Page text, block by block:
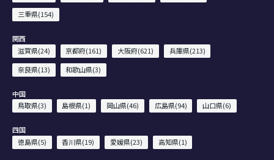
三重県(154)
関西
滋賀県(24)
京都府(161) 大阪府(621)
兵庫県(213)
奈良県(13)
和歌山県(3)
中国
鳥取県(3)
島根県(1) 岡山県(46) 広島県(94) 山口県(6)
四国
徳島県(5)
香川県(19) 愛媛県(23) 高知県(1)